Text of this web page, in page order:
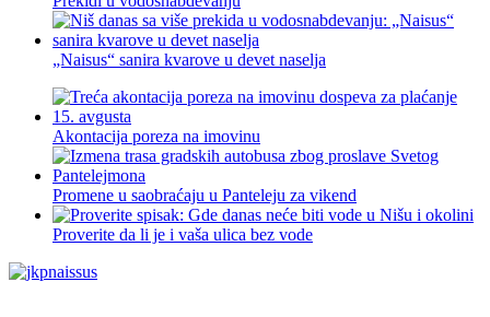
„Naisus“ sanira kvarove u devet naselja
Akontacija poreza na imovinu
Promene u saobraćaju u Panteleju za vikend
Proverite da li je i vaša ulica bez vode